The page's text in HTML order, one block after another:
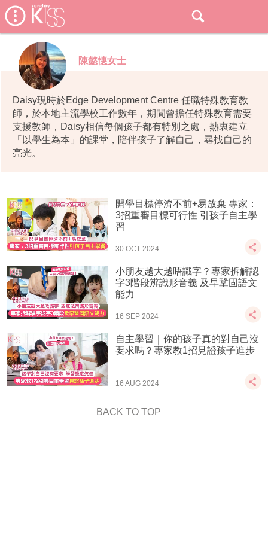
陳懿憓女士
Daisy現時於Edge Development Centre 任職特殊教育教
師，於本地主流學校工作數年，期間曾擔任特殊教育需要
支援教師，Daisy相信每個孩子都有特別之處，熱衷建立
「以學生為本」的課堂，陪伴孩子了解自己，尋找自己的
亮光。
開學目標停濟不前+易放棄 專家：
3招重審目標可行性 引孩子自主學
習
30 OCT 2024
小朋友越大越唔識字？專家拆解認
字3階段辨識形音義 及早鞏固語文
能力
16 SEP 2024
自主學習｜你的孩子真的對自己沒
要求嗎？專家教1招見證孩子進步
16 AUG 2024
BACK TO TOP